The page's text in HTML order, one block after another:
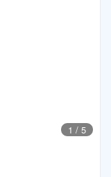
1 / 5